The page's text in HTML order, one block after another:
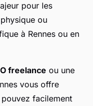
pour les
ou
à Rennes ou en
freelance ou une
vous offre
facilement